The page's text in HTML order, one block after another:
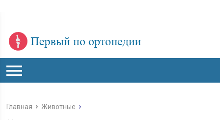
Главная Животные